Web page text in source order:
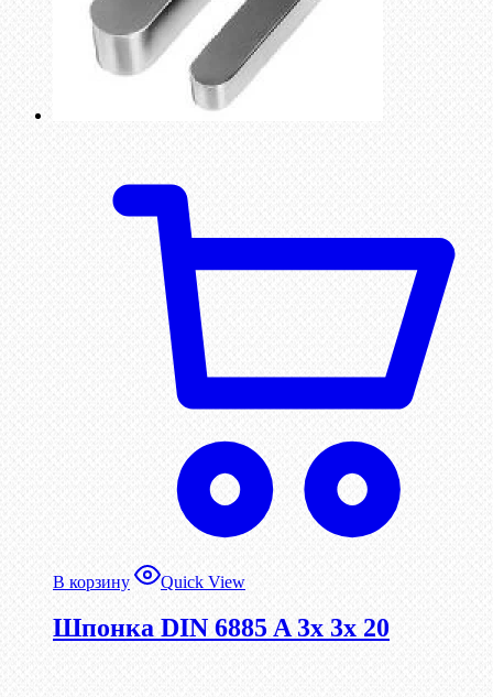
В корзину Quick View
Шпонка DIN 6885 A 3x 3x 20